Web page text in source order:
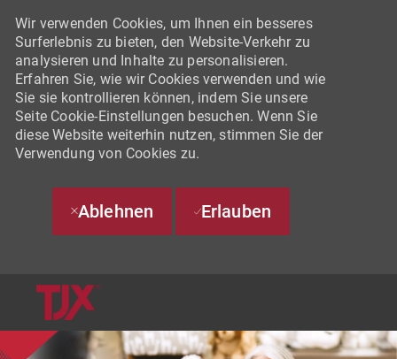
Wir verwenden Cookies, um Ihnen ein besseres
Surferlebnis zu bieten, den Website-Verkehr zu
analysieren und Inhalte zu personalisieren.
Erfahren Sie, wie wir Cookies verwenden und wie
Sie sie kontrollieren können, indem Sie unsere
Seite Cookie-Einstellungen besuchen. Wenn Sie
diese Website weiterhin nutzen, stimmen Sie der
Verwendung von Cookies zu.
Ablehnen Erlauben